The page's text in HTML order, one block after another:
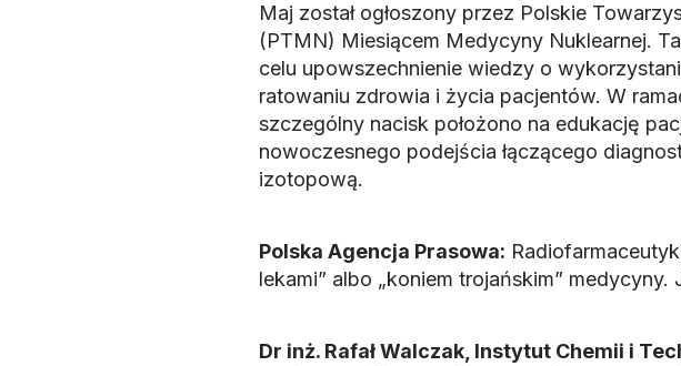
Maj został ogłoszony przez Polskie
(PTMN) Miesiącem Medycyny Nuklearnej.
celu upowszechnienie wiedzy o
ratowaniu zdrowia i życia pacjentów. W
szczególny nacisk położono na edukację
nowoczesnego podejścia łączącego
izotopową.
Polska Agencja Prasowa:
lekami” albo „koniem trojańskim” medycyny.
Dr inż. Rafał Walczak, Instytut Chemii i